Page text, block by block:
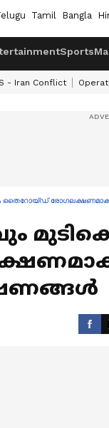
Tamil Bangla
Sports
- Iran Conflict
തൈറോയ്ഡ്